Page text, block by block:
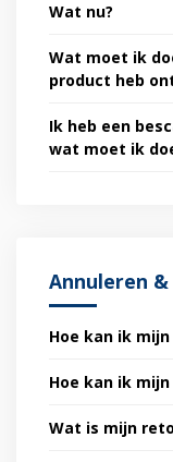
Wat nu?
Wat moet ik
product heb
Ik heb een
wat moet ik
Annuleren
Hoe kan ik
Hoe kan ik
Wat is mijn